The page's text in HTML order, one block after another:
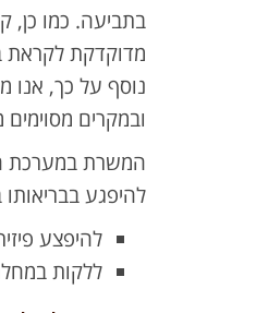
בתביעה. כמו כן,
מדוקדקת לקראת
נוסף על כך, אנו
ובמקרים מסוימים
המשרת במערכת
להיפגע בבריאותו
להיפצע
ללקות